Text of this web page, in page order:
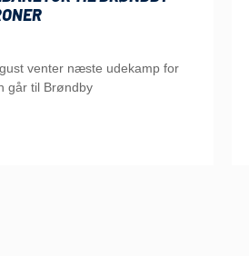
venter næste udekamp for
går til Brøndby